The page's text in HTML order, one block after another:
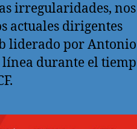
irregularidades, nos
actuales dirigentes
liderado por Antonio
durante el